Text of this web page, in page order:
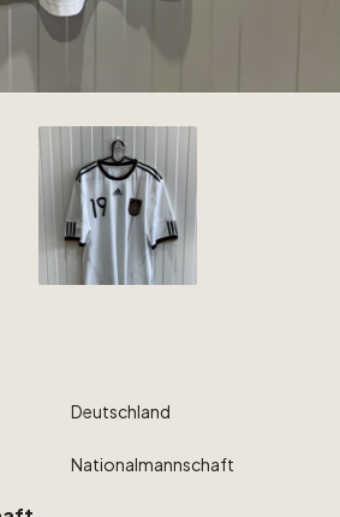
Deutschland
Nationalmannschaft